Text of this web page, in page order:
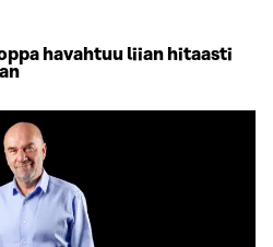
havahtuu liian hitaasti